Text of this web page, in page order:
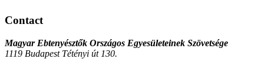
Contact
Magyar Ebtenyésztők Országos Egyesületeinek Szövetsége
1119 Budapest Tétényi út 130.